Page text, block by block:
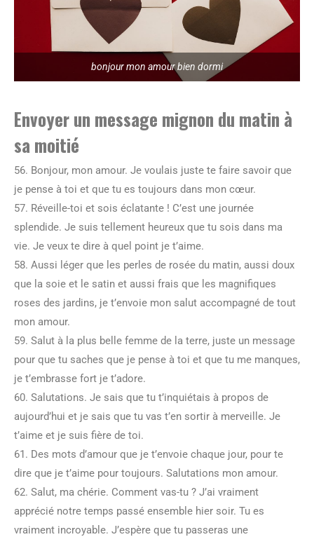
bonjour mon amour bien dormi
Envoyer un message mignon du matin à
sa moitié
56. Bonjour, mon amour. Je voulais juste te faire savoir que
je pense à toi et que tu es toujours dans mon cœur.
57. Réveille-toi et sois éclatante ! C’est une journée
splendide. Je suis tellement heureux que tu sois dans ma
vie. Je veux te dire à quel point je t’aime.
58. Aussi léger que les perles de rosée du matin, aussi doux
que la soie et le satin et aussi frais que les magnifiques
roses des jardins, je t’envoie mon salut accompagné de tout
mon amour.
59. Salut à la plus belle femme de la terre, juste un message
pour que tu saches que je pense à toi et que tu me manques,
je t’embrasse fort je t’adore.
60. Salutations. Je sais que tu t’inquiétais à propos de
aujourd’hui et je sais que tu vas t’en sortir à merveille. Je
t’aime et je suis fière de toi.
61. Des mots d’amour que je t’envoie chaque jour, pour te
dire que je t’aime pour toujours. Salutations mon amour.
62. Salut, ma chérie. Comment vas-tu ? J’ai vraiment
apprécié notre temps passé ensemble hier soir. Tu es
vraiment incroyable. J’espère que tu passeras une